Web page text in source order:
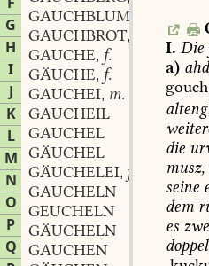
G
H
I
J
K
L
M
N
O
P
Q
GAUCHBLUME
GAUCHBROT,
GAUCHE, f.
GÄUCHE, f.
GAUCHEI, m.
GAUCHEIL
GAUCHEL
GÄUCHEL
GÄUCHELEI, f.
GAUCHELN
GEUCHELN
GÄUCHELN
GAUCHEN
I. Die
a)
die
musz,
seine
dem
es